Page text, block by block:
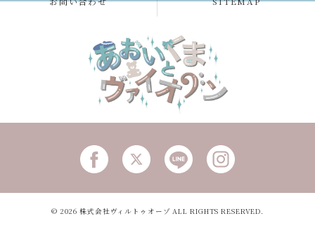
© 2026 株式会社ヴィルトゥオーゾ ALL RIGHTS RESERVED.